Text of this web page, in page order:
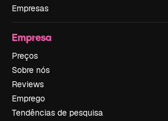
Empresas
Empresa
Preços
Sobre nós
Reviews
Emprego
Tendências de pesquisa